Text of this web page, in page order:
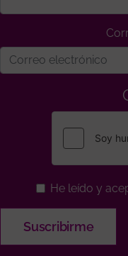
He leído y